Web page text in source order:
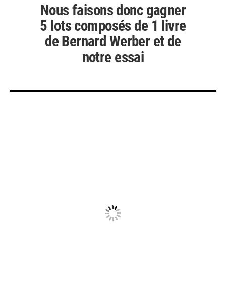
Nous faisons donc gagner
5 lots composés de 1 livre
de Bernard Werber et de
notre essai